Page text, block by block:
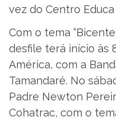
vez do Centro
Com o tema
desfile terá início às
América, com a
Tamandaré. No
Padre Newton
Cohatrac, com o